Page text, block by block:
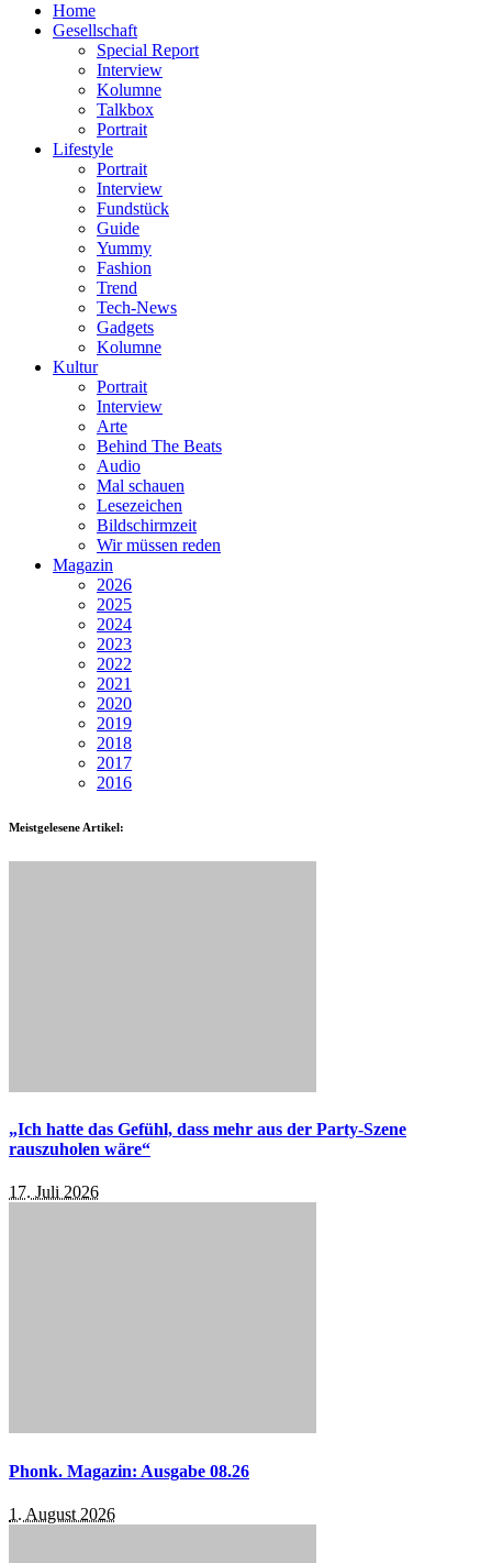
Home
Gesellschaft
Special Report
Interview
Kolumne
Talkbox
Portrait
Lifestyle
Portrait
Interview
Fundstück
Guide
Yummy
Fashion
Trend
Tech-News
Gadgets
Kolumne
Kultur
Portrait
Interview
Arte
Behind The Beats
Audio
Mal schauen
Lesezeichen
Bildschirmzeit
Wir müssen reden
Magazin
2026
2025
2024
2023
2022
2021
2020
2019
2018
2017
2016
Meistgelesene Artikel:
„Ich hatte das Gefühl, dass mehr aus der Party-Szene
rauszuholen wäre“
17. Juli 2026
Phonk. Magazin: Ausgabe 08.26
1. August 2026